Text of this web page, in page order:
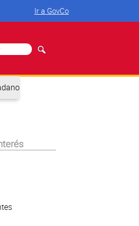
Ir a GovCo
de búsqueda